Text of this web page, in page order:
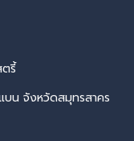
รี้
บน จังหวัดสมุทรสาคร